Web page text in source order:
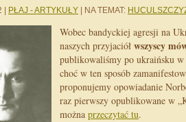
PŁAJ - ARTYKUŁY NA TEMAT:
Wobec bandyckiej agresji na
naszych przyjaciół wszyscy
publikowaliśmy po ukraińsku
choć w ten sposób
proponujemy opowiadanie
raz pierwszy opublikowane w
można przeczytać tu.